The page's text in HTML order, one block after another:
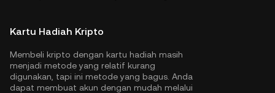
Kartu Hadiah Kripto
Membeli kripto dengan kartu hadiah masih
menjadi metode yang relatif kurang
digunakan, tapi ini metode yang bagus. Anda
dapat membuat akun dengan mudah melalui